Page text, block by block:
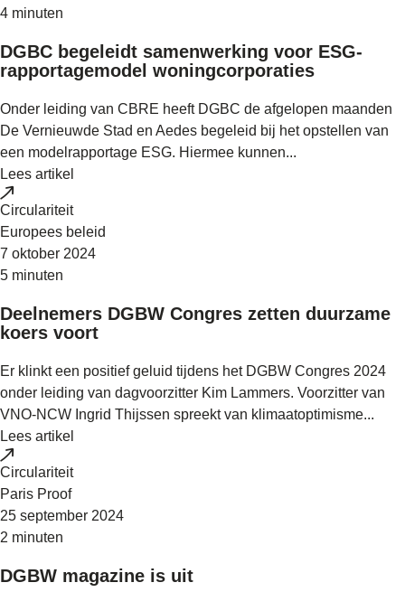
4 minuten
DGBC begeleidt samenwerking voor ESG-
rapportagemodel woningcorporaties
Onder leiding van CBRE heeft DGBC de afgelopen maanden
De Vernieuwde Stad en Aedes begeleid bij het opstellen van
een modelrapportage ESG. Hiermee kunnen...
Lees artikel
Circulariteit
Europees beleid
7 oktober 2024
5 minuten
Deelnemers DGBW Congres zetten duurzame
koers voort
Er klinkt een positief geluid tijdens het DGBW Congres 2024
onder leiding van dagvoorzitter Kim Lammers. Voorzitter van
VNO-NCW Ingrid Thijssen spreekt van klimaatoptimisme...
Lees artikel
Circulariteit
Paris Proof
25 september 2024
2 minuten
DGBW magazine is uit